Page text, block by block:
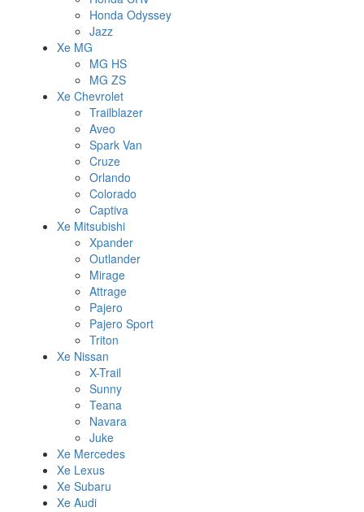
Honda Odyssey
Jazz
Xe MG
MG HS
MG ZS
Xe Chevrolet
Trailblazer
Aveo
Spark Van
Cruze
Orlando
Colorado
Captiva
Xe Mitsubishi
Xpander
Outlander
Mirage
Attrage
Pajero
Pajero Sport
Triton
Xe Nissan
X-Trail
Sunny
Teana
Navara
Juke
Xe Mercedes
Xe Lexus
Xe Subaru
Xe Audi